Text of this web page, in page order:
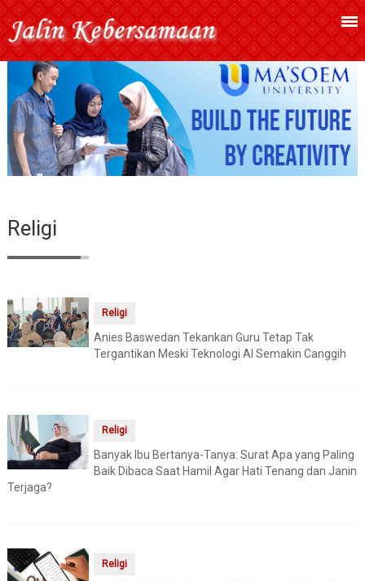
Religi
Religi
Anies Baswedan Tekankan Guru Tetap Tak
Tergantikan Meski Teknologi AI Semakin Canggih
Religi
Banyak Ibu Bertanya-Tanya: Surat Apa yang Paling
Baik Dibaca Saat Hamil Agar Hati Tenang dan Janin
Terjaga?
Religi